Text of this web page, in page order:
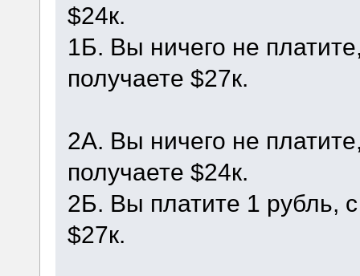
$24к.
1Б. Вы ничего не
получаете $27к.
2А. Вы ничего не
получаете $24к.
2Б. Вы платите 1 рубль,
$27к.